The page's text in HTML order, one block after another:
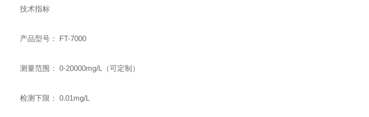
技术指标
产品型号： FT-7000
测量范围： 0-20000mg/L（可定制）
检测下限： 0.01mg/L